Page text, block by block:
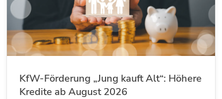
KfW-Förderung „Jung kauft Alt“: Höhere
Kredite ab August 2026